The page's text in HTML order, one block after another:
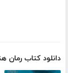
دانلود کتاب رمان